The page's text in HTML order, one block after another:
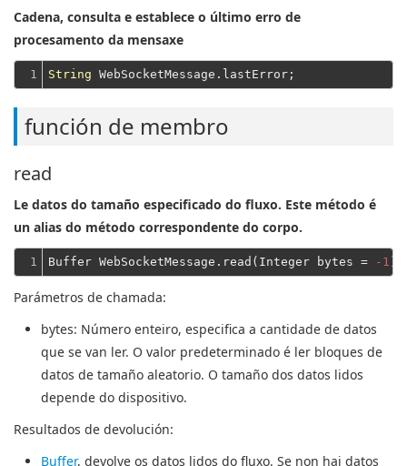
Cadena, consulta e establece o último erro de
procesamento da mensaxe
1 String
función de membro
read
Le datos do tamaño especificado do fluxo. Este método é
un alias do método correspondente do corpo.
1 Buffer WebSocketMessage.read(Integer bytes = -1
Parámetros de chamada:
bytes: Número enteiro, especifica a cantidade de datos
que se van ler. O valor predeterminado é ler bloques de
datos de tamaño aleatorio. O tamaño dos datos lidos
depende do dispositivo.
Resultados de devolución:
Buffer, devolve os datos lidos do fluxo. Se non hai datos